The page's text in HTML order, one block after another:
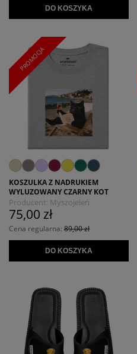
DO KOSZYKA
KOSZULKA Z NADRUKIEM
WYLUZOWANY CZARNY KOT
Producent: Myszojeleń
75,00 zł
Cena regularna: 89,00 zł
DO KOSZYKA
PROMOCJA